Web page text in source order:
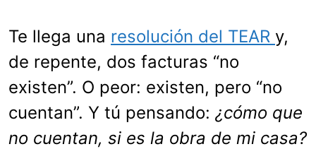
Te llega una resolución del TEAR y,
de repente, dos facturas “no
existen”. O peor: existen, pero “no
cuentan”. Y tú pensando: ¿cómo que
no cuentan, si es la obra de mi casa?